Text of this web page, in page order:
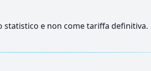
statistico e non come tariffa definitiva.